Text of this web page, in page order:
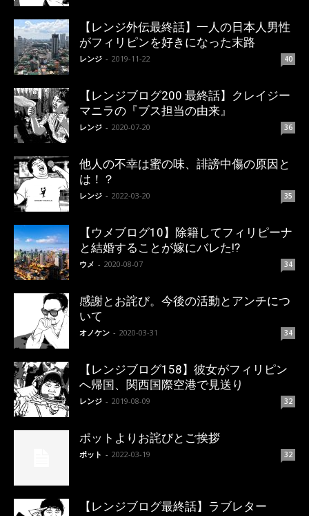
【レンジ外伝最終話】一人の日本人男性
がフィリピンを好きになった末路
レンジ - 2019-11-22 40
【レンジブログ200 最終話】クレイジー
マニラの『ブス担当の由来』
レンジ - 2020-07-20 36
他人の不幸は蜜の味、誹謗中傷の原因と
は！？
レンジ - 2022-03-20 35
【ウメブログ10】除籍してフィリピーナ
と結婚することが嫁にバレた!?
ウメ - 2020-08-07 34
感謝とお詫び。今後の活動とアンチにつ
いて
オノケン - 2020-03-31 34
【レンジブログ158】彼女がフィリピン
へ帰国、関西国際空港で見送り
レンジ - 2019-08-09 32
ポットよりお詫びとご挨拶
ポット - 2022-03-19 32
【レンジブログ最終話】ラブレター